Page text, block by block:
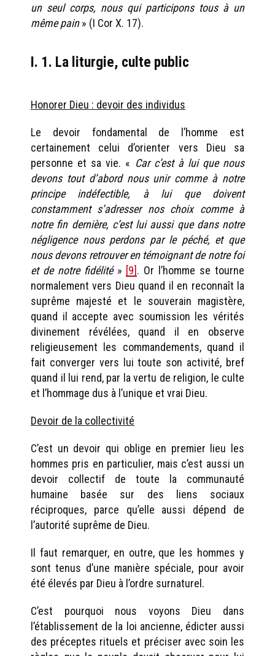
un seul corps, nous qui participons tous à un
même pain» (I Cor X. 17).
I. 1. La liturgie, culte public
Honorer Dieu : devoir des individus
Le devoir fondamental de l’homme est
certainement celui d’orienter vers Dieu sa
personne et sa vie. « Car c’est à lui que nous
devons tout d’abord nous unir comme à notre
principe indéfectible, à lui que doivent
constamment s’adresser nos choix comme à
notre fin dernière, c’est lui aussi que dans notre
négligence nous perdons par le péché, et que
nous devons retrouver en témoignant de notre foi
et de notre fidélité» [9]. Or l’homme se tourne
normalement vers Dieu quand il en reconnaît la
suprême majesté et le souverain magistère,
quand il accepte avec soumission les vérités
divinement révélées, quand il en observe
religieusement les commandements, quand il
fait converger vers lui toute son activité, bref
quand il lui rend, par la vertu de religion, le culte
et l’hommage dus à l’unique et vrai Dieu.
Devoir de la collectivité
C’est un devoir qui oblige en premier lieu les
hommes pris en particulier, mais c’est aussi un
devoir collectif de toute la communauté
humaine basée sur des liens sociaux
réciproques, parce qu’elle aussi dépend de
l’autorité suprême de Dieu.
Il faut remarquer, en outre, que les hommes y
sont tenus d’une manière spéciale, pour avoir
été élevés par Dieu à l’ordre surnaturel.
C’est pourquoi nous voyons Dieu dans
l’établissement de la loi ancienne, édicter aussi
des préceptes rituels et préciser avec soin les